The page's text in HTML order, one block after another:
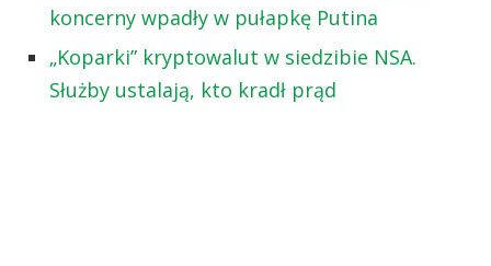
koncerny wpadły w pułapkę Putina
„Koparki” kryptowalut w siedzibie NSA.
Służby ustalają, kto kradł prąd